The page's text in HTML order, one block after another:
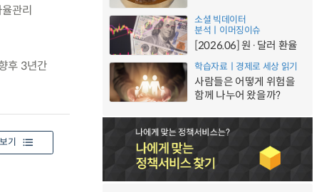
관리
후 3년간
기
소셜 빅데이터
분석ㅣ이머징이슈
[2026.06] 원·달러 환율
학습자료ㅣ경제로 세상 읽기
사람들은 어떻게 위험을
함께 나누어 왔을까?